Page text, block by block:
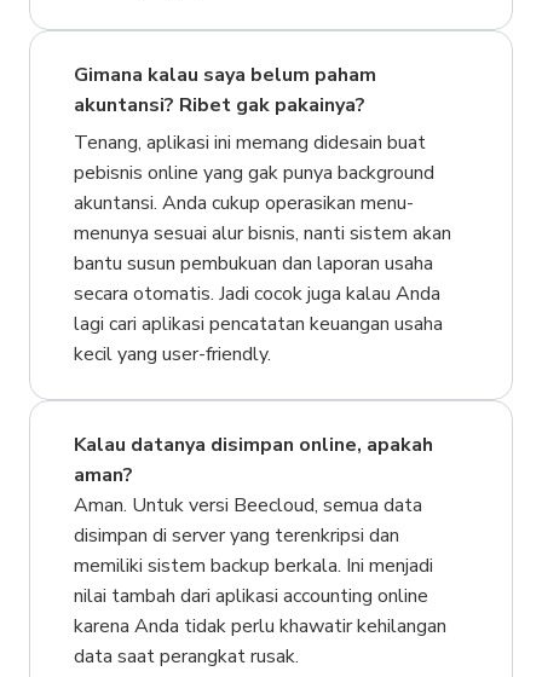
Gimana kalau saya belum paham
akuntansi? Ribet gak pakainya?
Tenang, aplikasi ini memang didesain buat
pebisnis online yang gak punya background
akuntansi. Anda cukup operasikan menu-
menunya sesuai alur bisnis, nanti sistem akan
bantu susun pembukuan dan laporan usaha
secara otomatis. Jadi cocok juga kalau Anda
lagi cari aplikasi pencatatan keuangan usaha
kecil yang user-friendly.
Kalau datanya disimpan online, apakah
aman?
Aman. Untuk versi Beecloud, semua data
disimpan di server yang terenkripsi dan
memiliki sistem backup berkala. Ini menjadi
nilai tambah dari aplikasi accounting online
karena Anda tidak perlu khawatir kehilangan
data saat perangkat rusak.